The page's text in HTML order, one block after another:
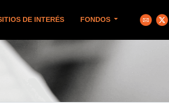
DE INTERÉS FONDOS